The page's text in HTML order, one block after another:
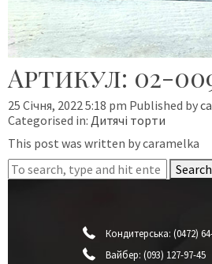
Артикул: 02-
25 Січня, 2022 5:18 pm Published by
Categorised in: Дитячі торти
This post was written by caramelka
Search
Кондитерська: (0472)
Вайбер: (093) 127-97-45